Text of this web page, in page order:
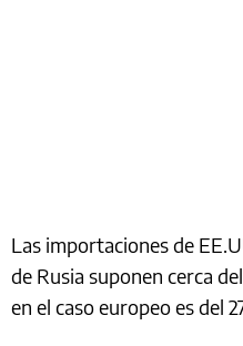
Las importaciones de
de Rusia suponen cerca
en el caso europeo es del